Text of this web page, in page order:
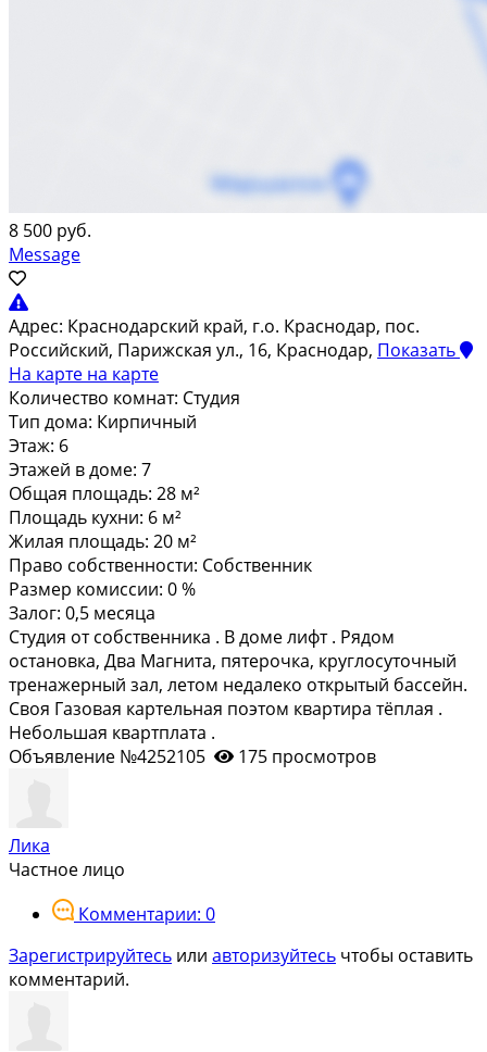
8 500 руб.
Message
Адрес: Краснодарский край, г.о. Краснодар, пос.
Российский, Парижская ул., 16, Краснодар, Показать
На карте на карте
Количество комнат: Студия
Тип дома: Кирпичный
Этаж: 6
Этажей в доме: 7
Общая площадь: 28 м²
Площадь кухни: 6 м²
Жилая площадь: 20 м²
Право собственности: Собственник
Размер комиссии: 0 %
Залог: 0,5 месяца
Студия от собственника . В доме лифт . Рядом
остановка, Два Магнита, пятерочка, круглосуточный
тренажерный зал, летом недалеко открытый бассейн.
Своя Газовая картельная поэтом квартира тёплая .
Небольшая квартплата .
Объявление №4252105
175 просмотров
Лика
Частное лицо
Комментарии: 0
Зарегистрируйтесь или авторизуйтесь чтобы оставить
комментарий.